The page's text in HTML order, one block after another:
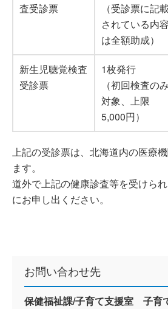
査受診票
（受診票に記
されている内容
は全額助成）
新生児聴覚検査
受診票
1枚発行
（初回検査のみ
対象、上限
5,000円）
上記の受診票は、北海道内の医療
ます。
道外で上記の健康診査等を受けら
にお申し出ください。
お問い合わせ先
保健福祉課/子育て支援室 子育